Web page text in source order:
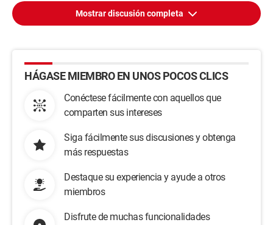
Mostrar discusión completa
HÁGASE MIEMBRO EN UNOS POCOS CLICS
Conéctese fácilmente con aquellos que
comparten sus intereses
Siga fácilmente sus discusiones y obtenga
más respuestas
Destaque su experiencia y ayude a otros
miembros
Disfrute de muchas funcionalidades